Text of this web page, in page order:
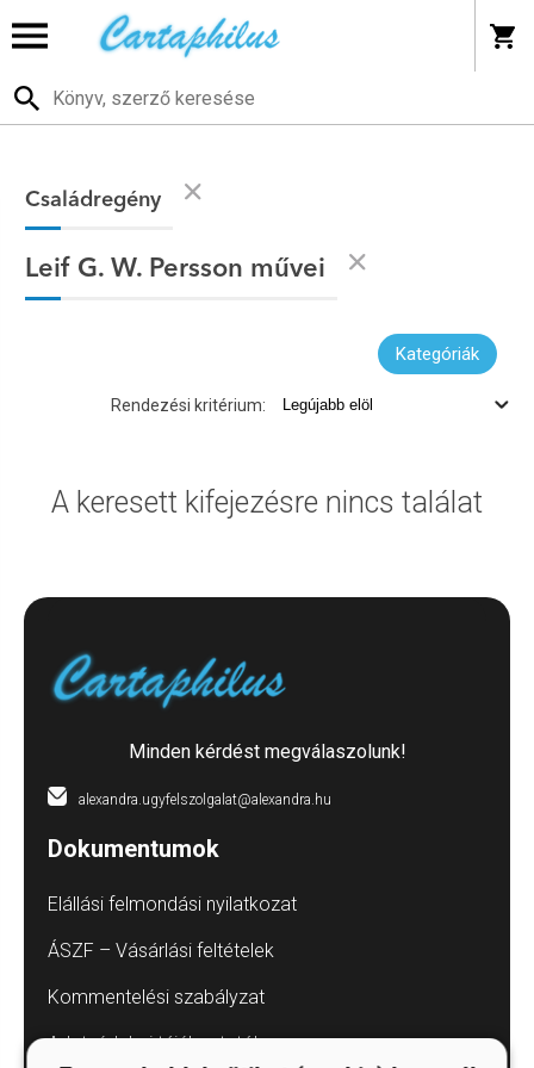
Családregény
Leif G. W. Persson művei
Kategóriák
Rendezési kritérium:
A keresett kifejezésre nincs találat
Minden kérdést megválaszolunk!
alexandra.ugyfelszolgalat@alexandra.hu
Dokumentumok
Elállási felmondási nyilatkozat
ÁSZF – Vásárlási feltételek
Kommentelési szabályzat
Adatvédelmi tájékoztatók